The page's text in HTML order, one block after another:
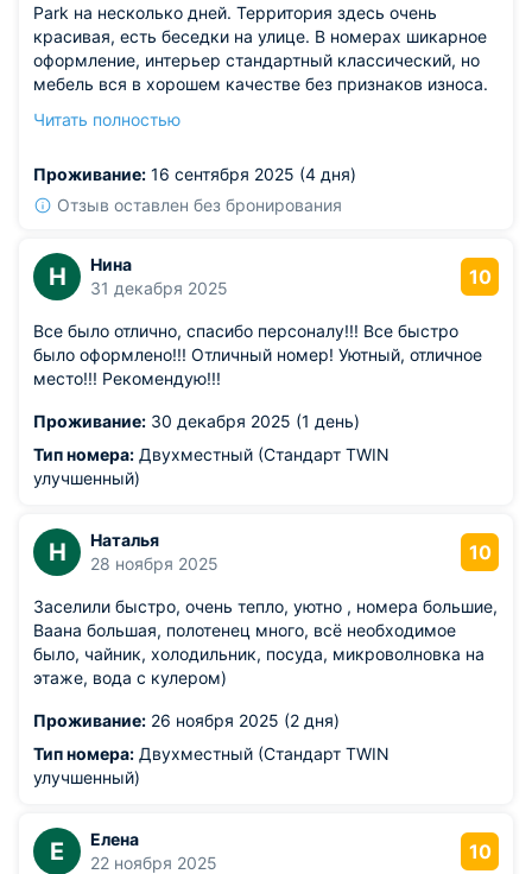
Park на несколько дней. Территория здесь очень
красивая, есть беседки на улице. В номерах шикарное
оформление, интерьер стандартный классический, но
мебель вся в хорошем качестве без признаков износа.
своя ванная. Из номера удачно предусмотрен выход на
Читать полностью
Проживание: 16 сентября 2025 (4 дня)
Отзыв оставлен без бронирования
Н
Нина
31 декабря 2025
10
Все было отлично, спасибо персоналу!!! Все быстро
было оформлено!!! Отличный номер! Уютный, отличное
место!!! Рекомендую!!!
Проживание: 30 декабря 2025 (1 день)
Тип номера: Двухместный (Стандарт TWIN
улучшенный)
Н
Наталья
28 ноября 2025
10
Заселили быстро, очень тепло, уютно , номера большие,
Ваана большая, полотенец много, всё необходимое
было, чайник, холодильник, посуда, микроволновка на
этаже, вода с кулером)
Проживание: 26 ноября 2025 (2 дня)
Тип номера: Двухместный (Стандарт TWIN
улучшенный)
Е
Елена
22 ноября 2025
10